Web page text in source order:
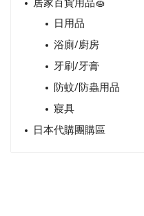
日用品
浴廁/廚房
牙刷/牙膏
防蚊/防蟲用品
寢具
日本代購團購區